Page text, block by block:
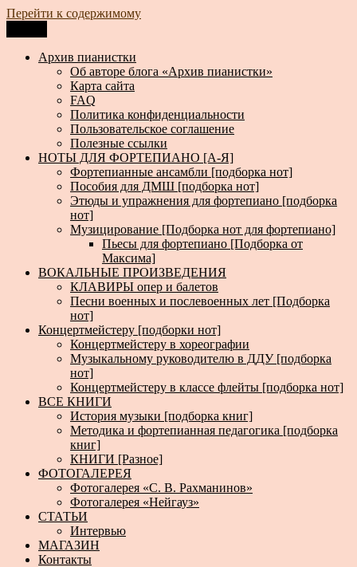
Перейти к содержимому
Архив пианистки
Всё для пианистов: ноты, книги, музыка, статьи…
Архив пианистки
Об авторе блога «Архив пианистки»
Карта сайта
FAQ
Политика конфиденциальности
Пользовательское соглашение
Полезные ссылки
НОТЫ ДЛЯ ФОРТЕПИАНО [А-Я]
Фортепианные ансамбли [подборка нот]
Пособия для ДМШ [подборка нот]
Этюды и упражнения для фортепиано [подборка
нот]
Музицирование [Подборка нот для фортепиано]
Пьесы для фортепиано [Подборка от
Максима]
ВОКАЛЬНЫЕ ПРОИЗВЕДЕНИЯ
КЛАВИРЫ опер и балетов
Песни военных и послевоенных лет [Подборка
нот]
Концертмейстеру [подборки нот]
Концертмейстеру в хореографии
Музыкальному руководителю в ДДУ [подборка
нот]
Концертмейстеру в классе флейты [подборка нот]
ВСЕ КНИГИ
История музыки [подборка книг]
Методика и фортепианная педагогика [подборка
книг]
КНИГИ [Разное]
ФОТОГАЛЕРЕЯ
Фотогалерея «С. В. Рахманинов»
Фотогалерея «Нейгауз»
СТАТЬИ
Интервью
МАГАЗИН
Контакты